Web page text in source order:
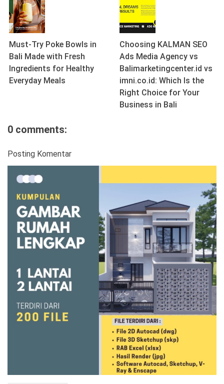
Must-Try Poke Bowls in
Bali Made with Fresh
Ingredients for Healthy
Everyday Meals
Choosing KALMAN SEO
Ads Media Agency vs
Balimarketingcenter.id vs
imni.co.id: Which Is the
Right Choice for Your
Business in Bali
0 comments:
Posting Komentar